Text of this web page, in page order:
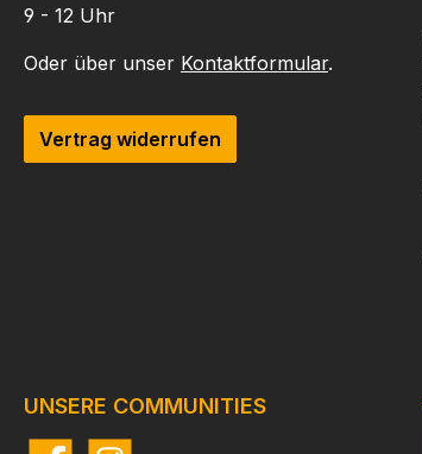
9 - 12 Uhr
Oder über unser Kontaktformular.
Vertrag widerrufen
UNSERE COMMUNITIES